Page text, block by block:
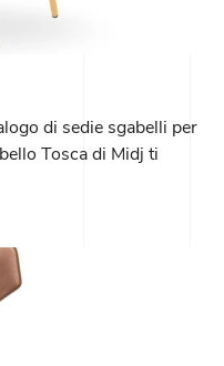
di sedie sgabelli per
Tosca di Midj ti